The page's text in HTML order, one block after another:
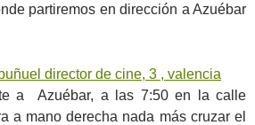
partiremos en dirección a Azuébar
a Azuébar, a las 7:50 en la calle
a mano derecha nada más cruzar el